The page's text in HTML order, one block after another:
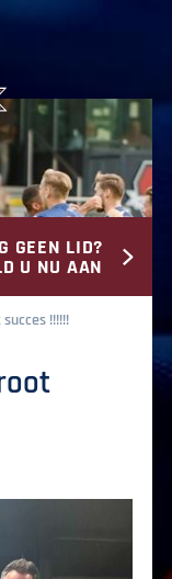
GEEN LID?
U NU AAN
!!!!!!